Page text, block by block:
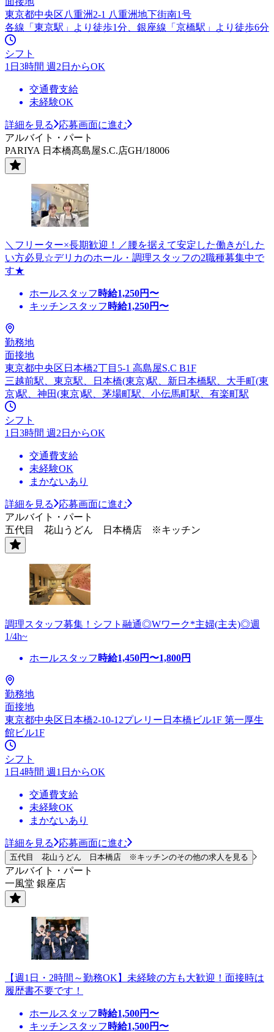
東京都中央区八重洲2-1 八重洲地下街南1号
各線「東京駅」より徒歩1分、銀座線「京橋駅」より徒歩6分
シフト
1日3時間 週2日からOK
交通費支給
未経験OK
詳細を見る
応募画面に進む
アルバイト・パート
PARIYA 日本橋髙島屋S.C.店GH/18006
＼フリーター×長期歓迎！／腰を据えて安定した働きがした
い方必見☆デリカのホール・調理スタッフの2職種募集中で
す★
ホールスタッフ 時給1,250円〜
キッチンスタッフ 時給1,250円〜
勤務地
面接地
東京都中央区日本橋2丁目5-1 高島屋S.C B1F
三越前駅、東京駅、日本橋(東京)駅、新日本橋駅、大手町(東
京)駅、神田(東京)駅、茅場町駅、小伝馬町駅、有楽町駅
シフト
1日3時間 週2日からOK
交通費支給
未経験OK
まかないあり
詳細を見る
応募画面に進む
アルバイト・パート
五代目 花山うどん 日本橋店 ※キッチン
調理スタッフ募集！シフト融通◎Wワーク*主婦(主夫)◎週
1/4h~
ホールスタッフ 時給1,450円〜1,800円
勤務地
面接地
東京都中央区日本橋2-10-12プレリー日本橋ビル1F 第一厚生
館ビル1F
シフト
1日4時間 週1日からOK
交通費支給
未経験OK
まかないあり
詳細を見る 応募画面に進む
五代目 花山うどん 日本橋店 ※キッチンのその他の求人を見る
アルバイト・パート
一風堂 銀座店
【週1日・2時間～勤務OK】未経験の方も大歓迎！面接時は
履歴書不要です！
ホールスタッフ 時給1,500円〜
キッチンスタッフ 時給1,500円〜